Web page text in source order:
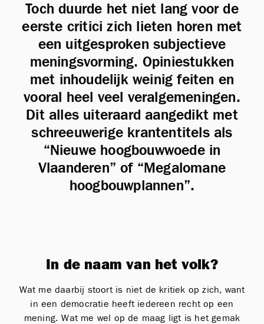
Toch duurde het niet lang voor de
eerste critici zich lieten horen met
een uitgesproken subjectieve
meningsvorming. Opiniestukken
met inhoudelijk weinig feiten en
vooral heel veel veralgemeningen.
Dit alles uiteraard aangedikt met
schreeuwerige krantentitels als
“Nieuwe hoogbouwwoede in
Vlaanderen” of “Megalomane
hoogbouwplannen”.
In de naam van het volk?
Wat me daarbij stoort is niet de kritiek op zich, want
in een democratie heeft iedereen recht op een
mening. Wat me wel op de maag ligt is het gemak